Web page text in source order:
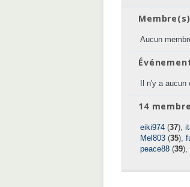
Aucun
Il n'y a
14
eiki974 (37),
Mel803 (35),
peace88 (39),